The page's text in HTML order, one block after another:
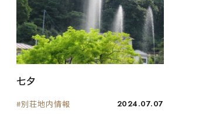
七夕
#別荘地内情報 2024.07.07